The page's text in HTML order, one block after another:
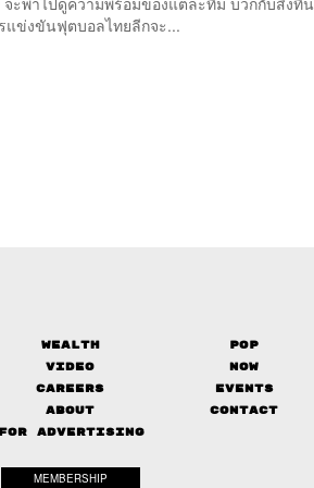
แข่งขันฟุตบอลไทยลีกจะ...
Wealth
Pop
Video
Now
Careers
Events
About
Contact
FOR ADVERTISING
MEMBERSHIP